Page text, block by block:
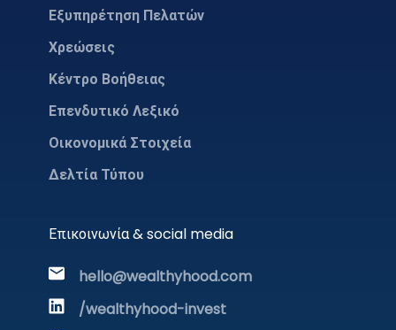
Εξυπηρέτηση Πελατών
Χρεώσεις
Κέντρο Βοήθειας
Επενδυτικό Λεξικό
Οικονομικά Στοιχεία
Δελτία Τύπου
Επικοινωνία & social media
hello@wealthyhood.com
/wealthyhood-invest